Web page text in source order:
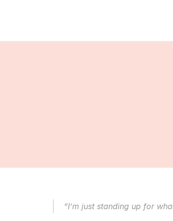
“I’m just standing up for